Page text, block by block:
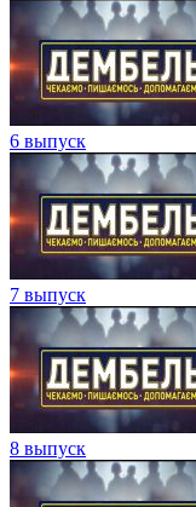
6 выпуск
7 выпуск
8 выпуск